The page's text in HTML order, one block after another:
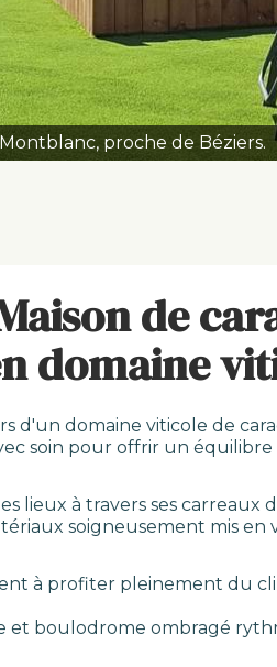
proche de Béziers.
de
domaine
d'un domaine viticole de
soin pour offrir un
lieux à travers ses carreaux
soigneusement mis en
à profiter pleinement du
et boulodrome ombragé